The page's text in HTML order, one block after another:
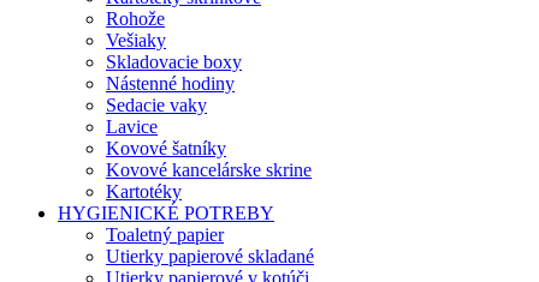
Rohože
Vešiaky
Skladovacie boxy
Nástenné hodiny
Sedacie vaky
Lavice
Kovové šatníky
Kovové kancelárske skrine
Kartotéky
HYGIENICKÉ POTREBY
Toaletný papier
Utierky papierové skladané
Utierky papierové v kotúči